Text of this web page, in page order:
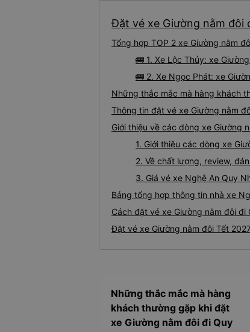
Đặt vé xe Giường nằm đôi
Tổng hợp TOP 2 xe Giường nằm
🚌 1. Xe Lộc Thủy: xe
🚌 2. Xe Ngọc Phát: xe
Những thắc mắc mà hàng khách
Thông tin đặt vé xe Giường nằm
Giới thiệu về các dòng xe Giường
1. Giới thiệu các dòng xe
2. Về chất lượng, review,
3. Giá vé xe Nghệ An Quy
Bảng tổng hợp thông tin nhà xe
Cách đặt vé xe Giường nằm đôi
Đặt vé xe Giường nằm đôi Tết
Những thắc mắc mà hàng
khách thường gặp khi đặt
xe Giường nằm đôi đi Quy